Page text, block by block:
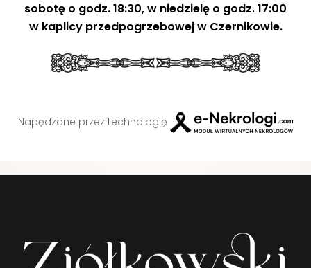
sobotę o godz. 18:30, w niedzielę o godz. 17:00
w kaplicy przedpogrzebowej w Czernikowie.
Napędzane przez technologię